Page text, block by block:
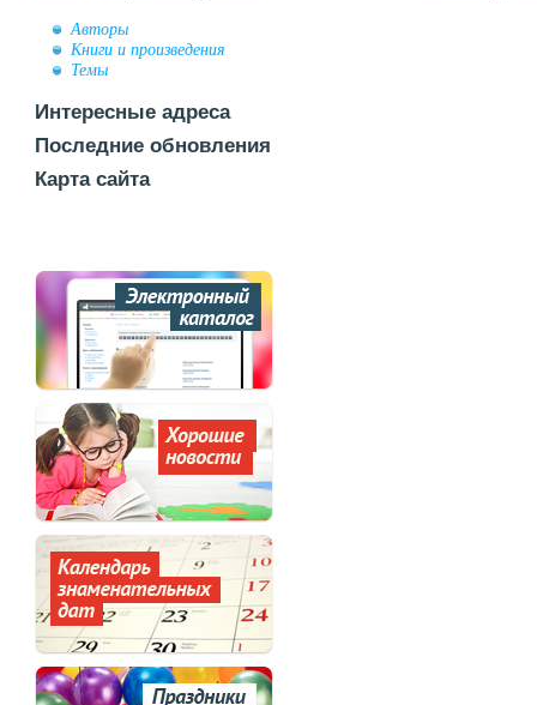
Авторы
Книги и произведения
Темы
Интересные адреса
Последние обновления
Карта сайта